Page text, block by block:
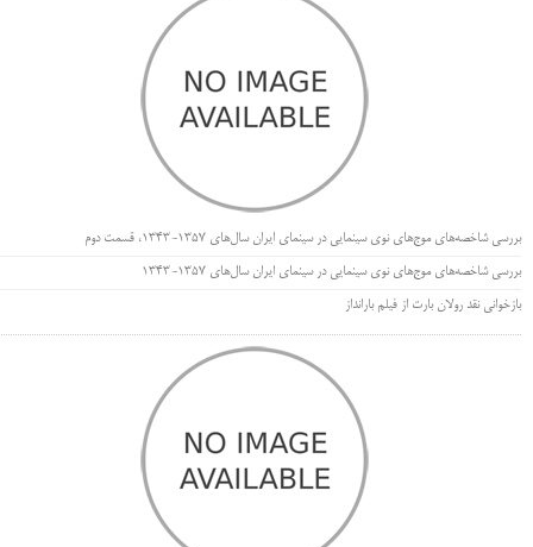
بررسی شاخصه‌های موج‌های نوی سینمایی در سینمای ایران سال‌های 1357-1343، قسمت دوم
بررسی شاخصه‌های موج‌های نوی سینمایی در سینمای ایران سال‌های 1357-1343
بازخوانی نقد رولان بارت از فیلم بارانداز